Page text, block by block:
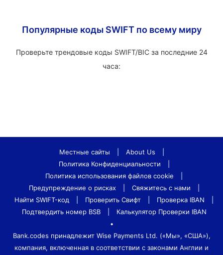
Популярные коды SWIFT по всему миру
Проверьте трендовые коды SWIFT/BIC за последние 24
часа:
Местные сайты About Us
Политика Конфиденциальности
Политика использования файлов cookie
Предупреждение о рисках
Свяжитесь с нами
Найти SWIFT-код
Проверить Свифт Проверка IBAN
Подтвердить номер BSB
Калькулятор Проверки IBAN
•
Bank.codes принадлежит Wise Payments Ltd. («Мы», «США»),
компания, включенная в соответствии с законами Англии и